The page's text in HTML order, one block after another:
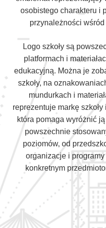
osobistego charakteru i
przynależności
Logo szkoły są
platformach i
edukacyjną. Można je
szkoły, na
mundurkach i
reprezentuje markę
która pomaga wyróżnić
powszechnie
poziomów, od
organizacje i
konkretnym